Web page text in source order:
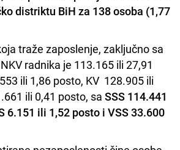
distriktu BiH za 138 osoba (1,77
traže zaposlenje, zaključno sa
radnika je 113.165 ili 27,91
ili 1,86 posto, KV 128.905 ili
ili 0,41 posto, sa SSS 114.441
6.151 ili 1,52 posto i VSS 33.600